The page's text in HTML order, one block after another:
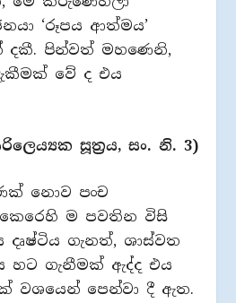
‘රූපය ආත්මය’
දකී.‍ පින්වත් මහණෙනි,
වේ ද එය
සූත්‍රය, සං. නි. 3)
නොව පංච
කෙරෙහි ම පවතින විසි
ගැනත්, ශාස්වත
හට ගැනීමක් ඇද්ද එය
වශයෙන් පෙන්වා දී ඇත.